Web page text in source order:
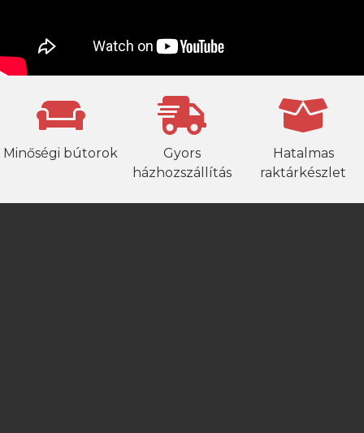
Minőségi bútorok
Gyors
házhozszállítás
Hatalmas
raktárkészlet